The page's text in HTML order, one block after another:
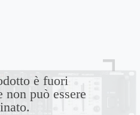
è fuori
non può essere